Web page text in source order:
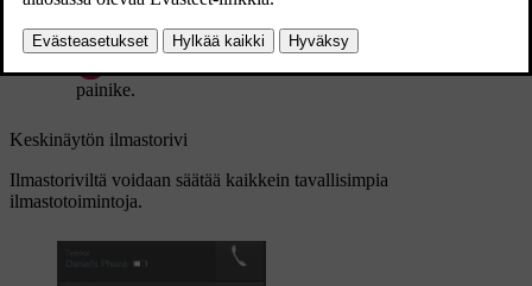
enimmäishuurteenpoisto.
painike.
Keskinäytön ilmastorivi
Ilmastoriviltä voidaan säätää kaikkein tavallisimpia
ilmastotoimintoja.